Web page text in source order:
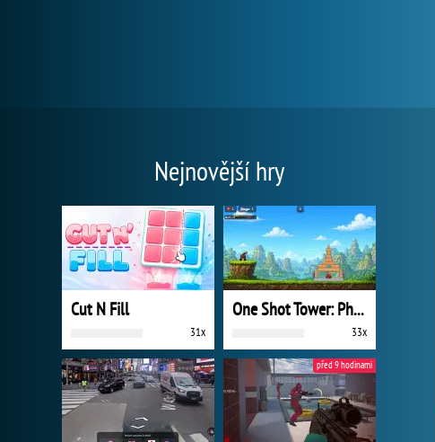
Nejnovější hry
Cut N Fill
31x
One Shot Tower: Physics Destroyer
33x
před 9 hodinami